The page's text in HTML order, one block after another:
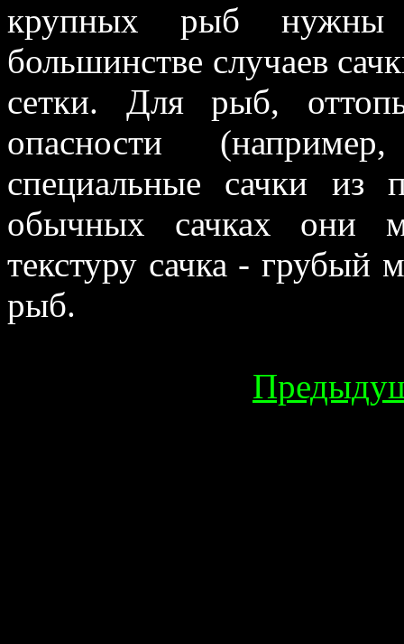
крупных рыб
большинстве случаев
сетки. Для рыб,
опасности
специальные сачки из
обычных сачках они
текстуру сачка - грубый
рыб.